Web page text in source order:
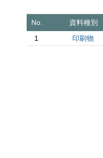
No. 資料種別
1
印刷物